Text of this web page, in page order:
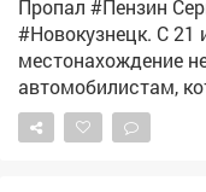
связанный с похищением
VSE42.ru сообщала о жуткой истории, гдетрое
кузбассовцев
насиловали и
Пропал #Пензин
#Новокузнецк. С 21 июля 2026 года его
местонахождение неизвестно.
автомобилистам,
2026 года с 17:20
#Кузнецова, д. 35,